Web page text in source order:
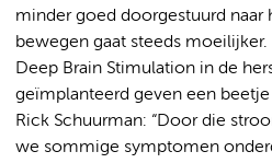
minder goed doorgestuurd naar
bewegen gaat steeds
Deep Brain Stimulation in de
geïmplanteerd geven een
Rick Schuurman: “Door die
we sommige symptomen